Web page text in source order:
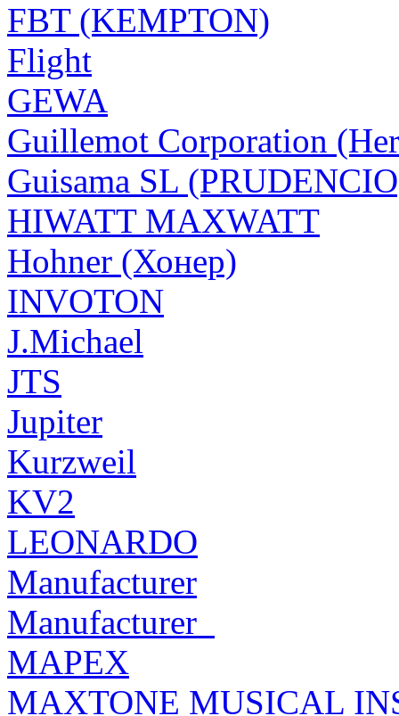
FBT (KEMPTON)
Flight
GEWA
Guillemot Corporation
Guisama SL
HIWATT MAXWATT
Hohner (Хонер)
INVOTON
J.Michael
JTS
Jupiter
Kurzweil
KV2
LEONARDO
Manufacturer
Manufacturer_
MAPEX
MAXTONE MUSICAL